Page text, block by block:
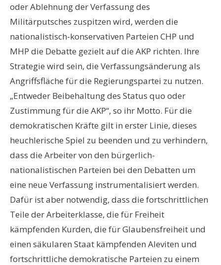
oder Ablehnung der Verfassung des
Militärputsches zuspitzen wird, werden die
nationalistisch-konservativen Parteien CHP und
MHP die Debatte gezielt auf die AKP richten. Ihre
Strategie wird sein, die Verfassungsänderung als
Angriffsfläche für die Regierungspartei zu nutzen.
„Entweder Beibehaltung des Status quo oder
Zustimmung für die AKP“, so ihr Motto. Für die
demokratischen Kräfte gilt in erster Linie, dieses
heuchlerische Spiel zu beenden und zu verhindern,
dass die Arbeiter von den bürgerlich-
nationalistischen Parteien bei den Debatten um
eine neue Verfassung instrumentalisiert werden.
Dafür ist aber notwendig, dass die fortschrittlichen
Teile der Arbeiterklasse, die für Freiheit
kämpfenden Kurden, die für Glaubensfreiheit und
einen säkularen Staat kämpfenden Aleviten und
fortschrittliche demokratische Parteien zu einem